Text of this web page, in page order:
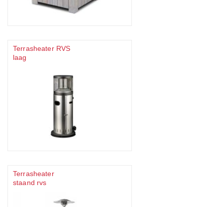
Terrasheater RVS
laag
Terrasheater
staand rvs